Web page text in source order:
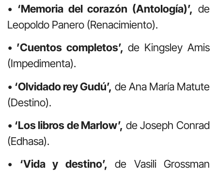
• ‘Memoria del corazón (Antología)’, de
Leopoldo Panero (Renacimiento).
• ’Cuentos completos’, de Kingsley Amis
(Impedimenta).
• ‘Olvidado rey Gudú’, de Ana María Matute
(Destino).
• ‘Los libros de Marlow’, de Joseph Conrad
(Edhasa).
• ‘Vida y destino’, de Vasili Grossman